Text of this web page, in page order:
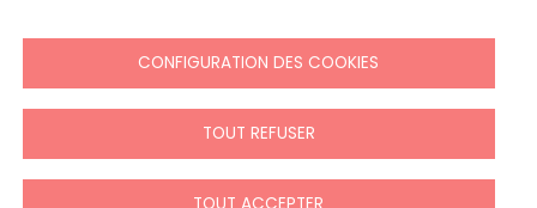
Presse
CONFIGURATION DES COOKIES
TOUT REFUSER
TOUT ACCEPTER